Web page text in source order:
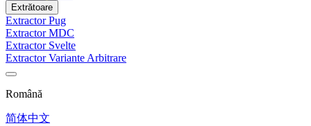
Extrătoare
Extractor Pug
Extractor MDC
Extractor Svelte
Extractor Variante Arbitrare
Română
简体中文